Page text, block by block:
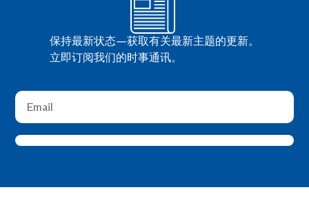
保持最新状态—获取有关最新主题的更新。
立即订阅我们的时事通讯。